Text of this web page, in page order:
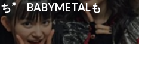
ち” BABYMETALも